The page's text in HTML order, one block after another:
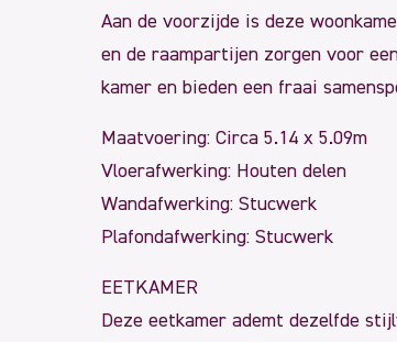
Aan de voorzijde is deze
en de raampartijen zorgen voor
kamer en bieden een fraai
Maatvoering: Circa 5.14 x 5.09m
Vloerafwerking: Houten delen
Wandafwerking: Stucwerk
Plafondafwerking: Stucwerk
EETKAMER
Deze eetkamer ademt dezelfde